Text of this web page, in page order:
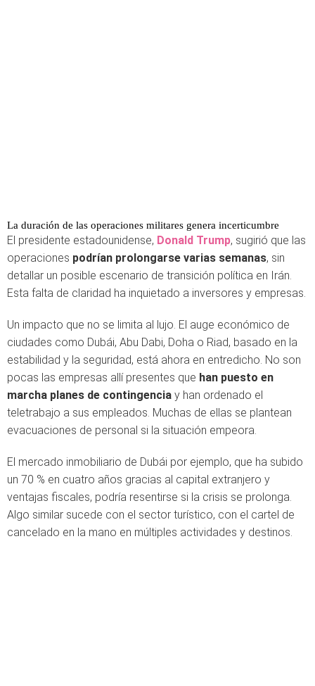
La duración de las operaciones militares genera incerticumbre
El presidente estadounidense, Donald Trump, sugirió que las
operaciones podrían prolongarse varias semanas, sin
detallar un posible escenario de transición política en Irán.
Esta falta de claridad ha inquietado a inversores y empresas.
Un impacto que no se limita al lujo. El auge económico de
ciudades como Dubái, Abu Dabi, Doha o Riad, basado en la
estabilidad y la seguridad, está ahora en entredicho. No son
pocas las empresas allí presentes que han puesto en
marcha planes de contingencia y han ordenado el
teletrabajo a sus empleados. Muchas de ellas se plantean
evacuaciones de personal si la situación empeora.
El mercado inmobiliario de Dubái por ejemplo, que ha subido
un 70 % en cuatro años gracias al capital extranjero y
ventajas fiscales, podría resentirse si la crisis se prolonga.
Algo similar sucede con el sector turístico, con el cartel de
cancelado en la mano en múltiples actividades y destinos.